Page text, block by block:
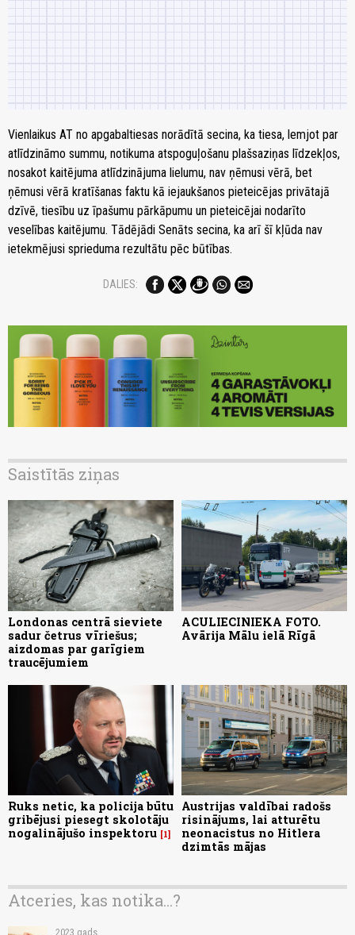
Vienlaikus AT no apgabaltiesas norādītā secina, ka tiesa, lemjot par
atlīdzināmo summu, notikuma atspoguļošanu plašsaziņas līdzekļos,
nosakot kaitējuma atlīdzinājuma lielumu, nav ņēmusi vērā, bet
ņēmusi vērā kratīšanas faktu kā iejaukšanos pieteicējas privātajā
dzīvē, tiesību uz īpašumu pārkāpumu un pieteicējai nodarīto
veselības kaitējumu. Tādējādi Senāts secina, ka arī šī kļūda nav
ietekmējusi sprieduma rezultātu pēc būtības.
DALIES:
Saistītās ziņas
Londonas centrā sieviete
sadur četrus vīriešus;
aizdomas par garīgiem
traucējumiem
ACULIECINIEKA FOTO.
Avārija Mālu ielā Rīgā
Ruks netic, ka policija būtu
gribējusi piesegt skolotāju
nogalinājušo inspektoru 1
Austrijas valdībai radošs
risinājums, lai atturētu
neonacistus no Hitlera
dzimtās mājas
Atceries, kas notika...?
2023.gads